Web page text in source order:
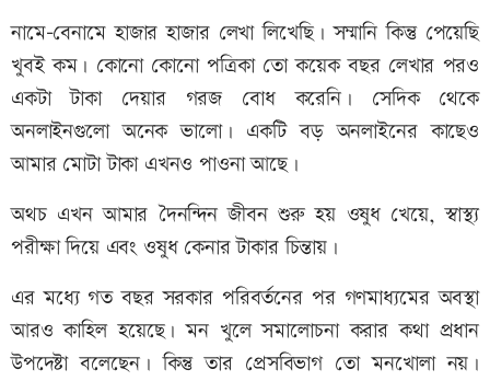
নামে-বেনামে হাজার হাজার লেখা লিখেছি। সম্মানি কিন্তু পেয়েছি
খুবই কম। কোনো কোনো পত্রিকা তো কয়েক বছর লেখার পরও
একটা টাকা দেয়ার গরজ বোধ করেনি। সেদিক থেকে
অনলাইনগুলো অনেক ভালো। একটি বড় অনলাইনের কাছেও
আমার মোটা টাকা এখনও পাওনা আছে।
অথচ এখন আমার দৈনন্দিন জীবন শুরু হয় ওষুধ খেয়ে, স্বাস্থ্য
পরীক্ষা দিয়ে এবং ওষুধ কেনার টাকার চিন্তায়।
এর মধ্যে গত বছর সরকার পরিবর্তনের পর গণমাধ্যমের অবস্থা
আরও কাহিল হয়েছে। মন খুলে সমালোচনা করার কথা প্রধান
উপদেষ্টা বলেছেন। কিন্তু তার প্রেসবিভাগ তো মনখোলা নয়।